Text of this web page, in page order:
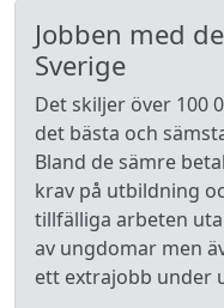
Jobben med
Sverige
Det skiljer över 100
det bästa och
Bland de sämre
krav på utbildning
tillfälliga arbeten
av ungdomar men
ett extrajobb under